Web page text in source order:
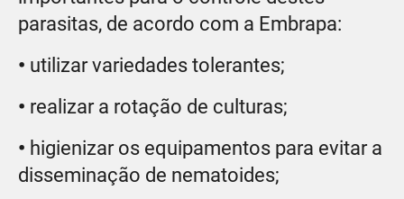
parasitas, de acordo com a Embrapa:
• utilizar variedades tolerantes;
• realizar a rotação de culturas;
• higienizar os equipamentos para evitar a
disseminação de nematoides;